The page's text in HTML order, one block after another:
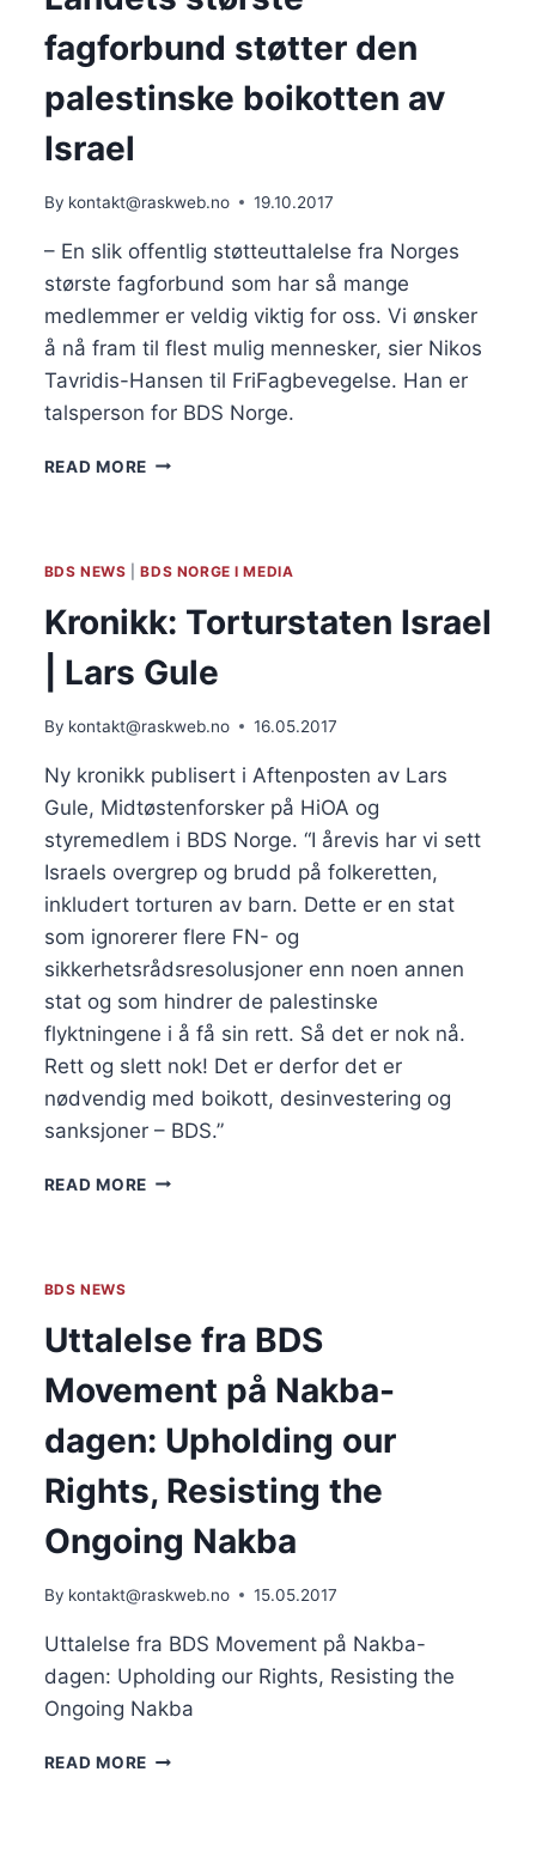
WE
CAN
END
ITS
LEGACY
fagforbund støtter den
palestinske boikotten av
Israel
By kontakt@raskweb.no 19.10.2017
– En slik offentlig støtteuttalelse fra Norges
største fagforbund som har så mange
medlemmer er veldig viktig for oss. Vi ønsker
å nå fram til flest mulig mennesker, sier Nikos
Tavridis-Hansen til FriFagbevegelse. Han er
talsperson for BDS Norge.
READ MORELANDETS
BOIKOTTEN
AV
ISRAEL
BDS NEWS |BDS NORGE I MEDIA
Kronikk: Torturstaten Israel
| Lars Gule
By kontakt@raskweb.no 16.05.2017
Ny kronikk publisert i Aftenposten av Lars
Gule, Midtøstenforsker på HiOA og
styremedlem i BDS Norge. “I årevis har vi sett
Israels overgrep og brudd på folkeretten,
inkludert torturen av barn. Dette er en stat
som ignorerer flere FN- og
sikkerhetsrådsresolusjoner enn noen annen
stat og som hindrer de palestinske
flyktningene i å få sin rett. Så det er nok nå.
Rett og slett nok! Det er derfor det er
nødvendig med boikott, desinvestering og
sanksjoner – BDS.”
READ MOREKRONIKK:
BDS NEWS
Uttalelse fra BDS
Movement på Nakba-
dagen: Upholding our
Rights, Resisting the
Ongoing Nakba
By kontakt@raskweb.no 15.05.2017
Uttalelse fra BDS Movement på Nakba-
dagen: Upholding our Rights, Resisting the
Ongoing Nakba
READ MOREUTTALELSE